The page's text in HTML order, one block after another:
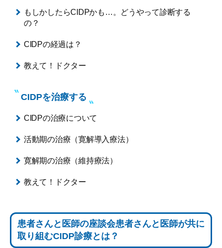
もしかしたらCIDPかも…。
どうやって診断する
の？
CIDPの経過は？
教えて！ドクター
CIDPを治療する
CIDPの治療について
活動期の治療（寛解導入療法）
寛解期の治療（維持療法）
教えて！ドクター
患者さんと医師の座談会患者さんと医師が共に
取り組むCIDP診療とは？